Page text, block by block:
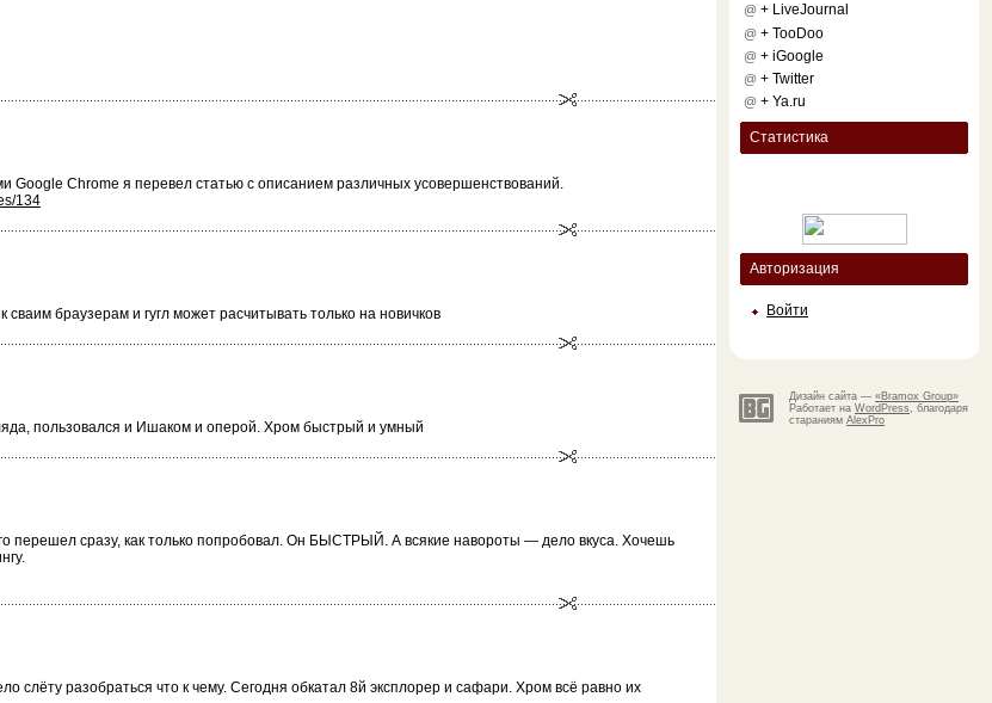
Google Chrome я перевел статью с описанием различных усовершенствований.
134
браузерам и гугл может расчитывать только на новичков
пользовался и Ишаком и оперой. Хром быстрый и умный
перешел сразу, как только попробовал. Он БЫСТРЫЙ. А всякие навороты — дело вкуса. Хочешь
слёту разобраться что к чему. Сегодня обкатал 8й эксплорер и сафари. Хром всё равно их
@ + LiveJournal
@ + TooDoo
@ + iGoogle
@ + Twitter
@ + Ya.ru
Статистика
Авторизация
Войти
Дизайн сайта — «Bramox Group»
Работает на WordPress, благодаря
стараниям AlexPro